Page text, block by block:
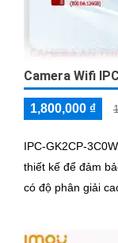
Camera Wifi
1,800,000 ₫
IPC-GK2CP-
thiết kế để đảm bảo an
có độ phân giải